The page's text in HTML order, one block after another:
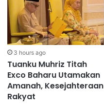
3 hours ago
Tuanku Muhriz Titah
Exco Baharu Utamakan
Amanah, Kesejahteraan
Rakyat